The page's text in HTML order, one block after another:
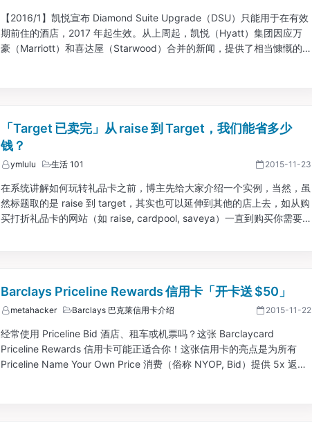
【2016/1】凯悦宣布 Diamond Suite Upgrade（DSU）只能用于在有效
期前住的酒店，2017 年起生效。从上周起，凯悦（Hyatt）集团因应万
豪（Marriott）和喜达屋（Starwood）合并的新闻，提供了相当慷慨的
「Target 已卖完」从 raise 到 Target，我们能省多少
钱？
ymlulu 生活 101 2015-11-23
在系统讲解如何玩转礼品卡之前，博主先给大家介绍一个实例，当然，虽
然标题取的是 raise 到 target，其实也可以延伸到其他的店上去，如从购
买打折礼品卡的网站（如 raise, cardpool, saveya）一直到购买你需要
Barclays Priceline Rewards 信用卡「开卡送 $50」
metahacker Barclays 巴克莱信用卡介绍 2015-11-22
经常使用 Priceline Bid 酒店、租车或机票吗？这张 Barclaycard
Priceline Rewards 信用卡可能正适合你！这张信用卡的亮点是为所有
Priceline Name Your Own Price 消费（俗称 NYOP, Bid）提供 5x 返